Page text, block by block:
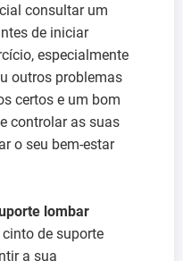
consultar um
de iniciar
especialmente
outros problemas
certos e um bom
controlar as suas
o seu bem-estar
lombar
de suporte
a sua